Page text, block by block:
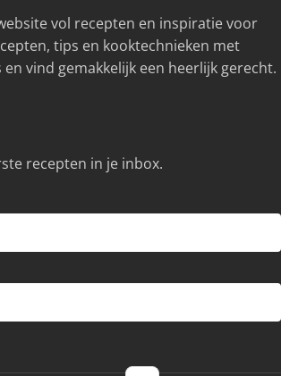
vol recepten en inspiratie voor
tips en kooktechnieken met
vind gemakkelijk een heerlijk gerecht.
recepten in je inbox.